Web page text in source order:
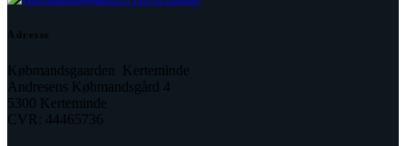
Adresse
Købmandsgaarden Kerteminde
Andresens Købmandsgård 4
5300 Kerteminde
CVR: 44465736